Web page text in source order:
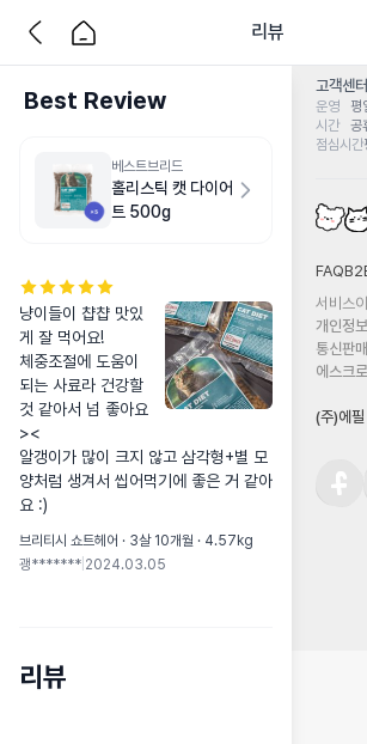
리뷰
Best Review
베스트브리드
홀리스틱 캣 다이어
트 500g
냥이들이 챱챱 맛있
게 잘 먹어요!
체중조절에 도움이
되는 사료라 건강할
것 같아서 넘 좋아요
><
알갱이가 많이 크지 않고 삼각형+별 모
양처럼 생겨서 씹어먹기에 좋은 거 같아
요 :)
브리티시 쇼트헤어 · 3살 10개월 · 4.57kg
괭******* 2024.03.05
리뷰
고객센터
운영
시간
공
점심시간
FAQ
서비스
개인정
통신판
에스크
(주)에